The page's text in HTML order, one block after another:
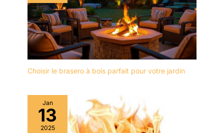
Choisir le brasero à bois parfait pour votre jardin
Jan
13
2025